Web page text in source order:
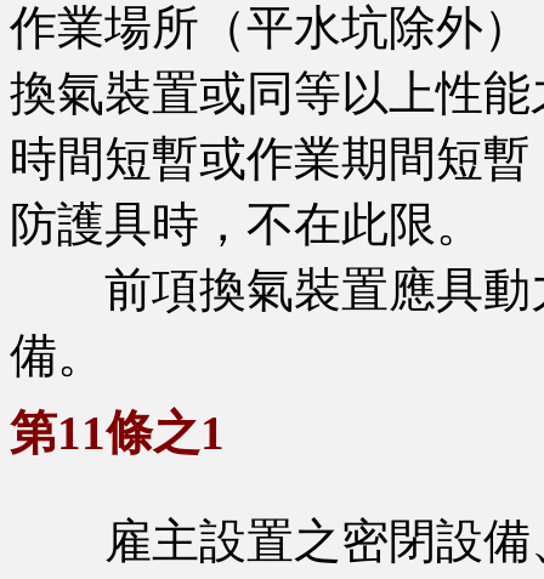
作業場所（平水坑除外
換氣裝置或同等以上性
時間短暫或作業期間短
防護具時，不在此限。
前項換氣裝置應具動
備。
第11條之1
雇主設置之密閉設備